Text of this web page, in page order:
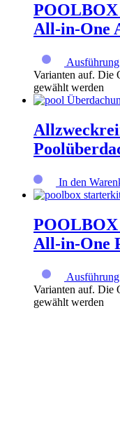
POOLBOX
All-in-One
Varianten auf. Die
gewählt werden
In den
POOLBOX
All-in-One
Varianten auf. Die
gewählt werden